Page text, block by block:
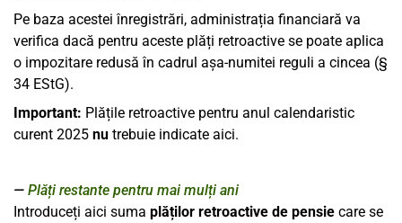
Pe baza acestei înregistrări, administrația financiară va
verifica dacă pentru aceste plăți retroactive se poate aplica
o impozitare redusă în cadrul așa-numitei reguli a cincea (§
34 EStG).
Important: Plățile retroactive pentru anul calendaristic
curent 2025 nu trebuie indicate aici.
Plăți restante pentru mai mulți ani
Introduceți aici suma plăților retroactive de pensie care se